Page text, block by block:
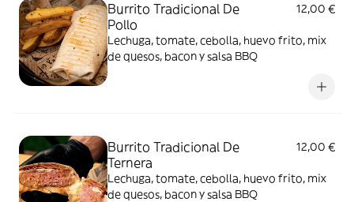
Burrito Tradicional De
Pollo
12,00 €
Lechuga, tomate, cebolla, huevo frito, mix
de quesos, bacon y salsa BBQ
Burrito Tradicional De
Ternera
12,00 €
Lechuga, tomate, cebolla, huevo frito, mix
de quesos, bacon y salsa BBQ